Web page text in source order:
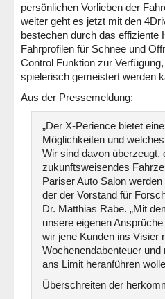
persönlichen Vorlieben der
weiter geht es jetzt mit den
bestechen durch das
Fahrprofilen für Schnee und
Control Funktion zur
spielerisch gemeistert werden
Aus der Pressemeldung:
„Der X-Perience bietet
Möglichkeiten und
Wir sind davon
zukunftsweisendes
Pariser Auto Salon
der der Vorstand für
Dr. Matthias Rabe. „Mit
unsere eigenen
wir jene Kunden ins Visier
Wochenendabenteuer und
ans Limit heranführen
Überschreiten der